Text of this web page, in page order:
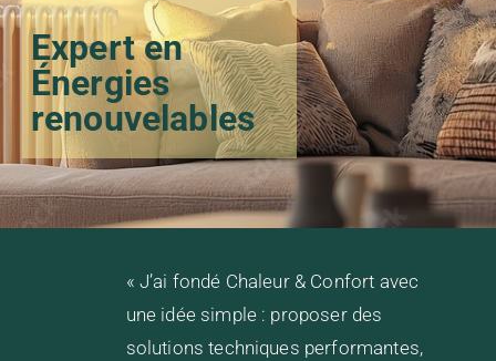
Expert en
Énergies
renouvelables
« J’ai fondé Chaleur & Confort avec
une idée simple : proposer des
solutions techniques performantes,